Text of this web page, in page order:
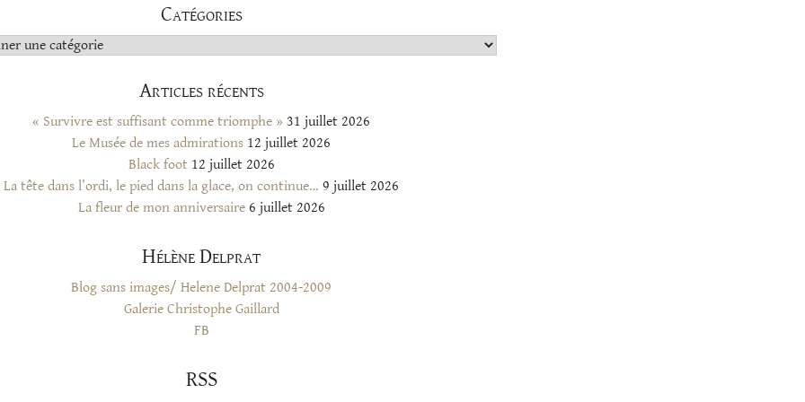
Catégories
Articles récents
« Survivre est suffisant comme triomphe » 31 juillet 2026
Le Musée de mes admirations 12 juillet 2026
Black foot 12 juillet 2026
La tête dans l’ordi, le pied dans la glace, on continue… 9 juillet 2026
La fleur de mon anniversaire 6 juillet 2026
Hélène Delprat
Blog sans images/ Helene Delprat 2004-2009
Galerie Christophe Gaillard
FB
RSS